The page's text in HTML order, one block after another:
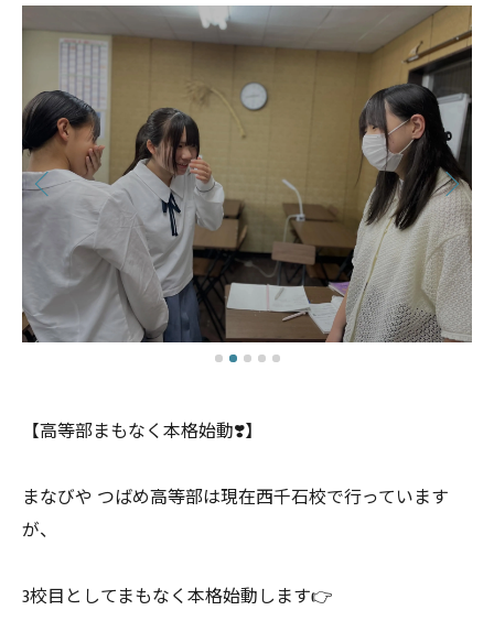
【高等部まもなく本格始動❣️】
まなびや つばめ高等部は現在西千石校で行っています
が、
3校目としてまもなく本格始動します👉